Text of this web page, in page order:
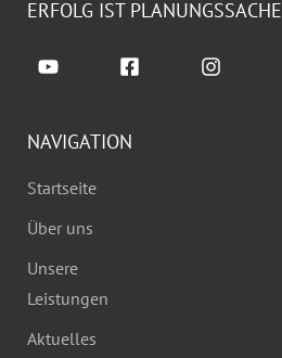
ERFOLG IST PLANUNGSSACHE
NAVIGATION
Startseite
Über uns
Unsere
Leistungen
Aktuelles